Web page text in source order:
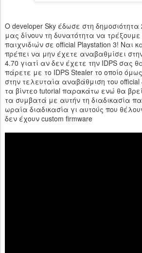
Ο developer Sky έδωσε στη δημοσιότητα
μας δίνουν τη δυνατότητα να τρέξουμε
παιχνιδιών σε official Playstation 3!
πρέπει να μην έχετε αναβαθμίσει
4.70 γιατί αν δεν έχετε την IDPS σας
πάρετε με το IDPS Stealer το οποίο
στην τελευταία αναβάθμιση του official
τα βίντεο tutorial παρακάτω ενώ θα
τα συμβατά με αυτήν τη διαδικασία
ωραία διαδικασία γι αυτούς που
δεν έχουν custom firmware